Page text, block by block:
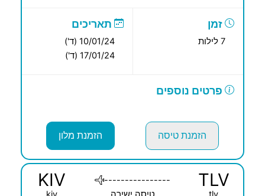
זמן
7 לילות
תאריכים
10/01/24 (ד')
17/01/24 (ד')
פרטים נוספים
הזמנת טיסה הזמנת מלון
TLV
----------------
KIV